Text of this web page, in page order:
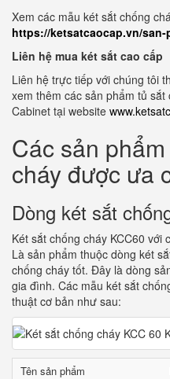
Xem các mẫu két sắt chống
https://ketsatcaocap.vn/
Liên hệ mua két sắt cao cấp
Liên hệ trực tiếp với chúng tôi
xem thêm các sản phẩm tủ
Cabinet tại website
Các sản
cháy được ưa
Dòng két sắt
Két sắt chống cháy KCC60 với
Là sản phẩm thuộc dòng két
chống cháy tốt. Đây là dòng
gia đình. Các mẫu két sắt
thuật cơ bản như sau:
Tên sản phẩm